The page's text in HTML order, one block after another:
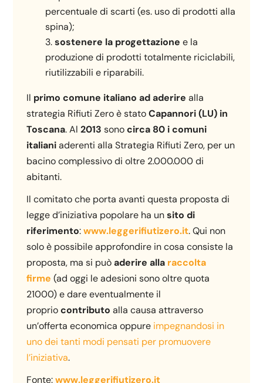
percentuale di scarti (es. uso di prodotti alla
spina);
sostenere la progettazione e la
produzione di prodotti totalmente riciclabili,
riutilizzabili e riparabili.
Il primo comune italiano ad aderire alla
strategia Rifiuti Zero è statoCapannori (LU) in
Toscana. Al2013 sonocirca 80 i comuni
italianiaderenti alla Strategia Rifiuti Zero, per un
bacino complessivo di oltre 2.000.000 di
abitanti.
Il comitato che porta avanti questa proposta di
legge d’iniziativa popolare ha unsito di
riferimento: www.leggerifiutizero.it. Qui non
solo è possibile approfondire in cosa consiste la
proposta, ma si puòaderire alla raccolta
firme (ad oggi le adesioni sono oltre quota
21000) e dare eventualmente il
propriocontributo alla causa attraverso
un’offerta economica oppure impegnandosi in
uno dei tanti modi pensati per promuovere
l’iniziativa.
Fonte:www.leggerifiutizero.it